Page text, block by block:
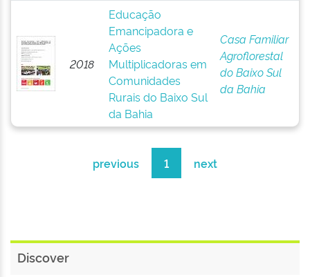
2018
Educação
Emancipadora e
Ações
Multiplicadoras em
Comunidades
Rurais do Baixo Sul
da Bahia
Casa Familiar
Agroflorestal
do Baixo Sul
da Bahia
previous 1 next
Discover